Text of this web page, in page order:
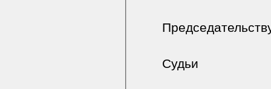
Судьи